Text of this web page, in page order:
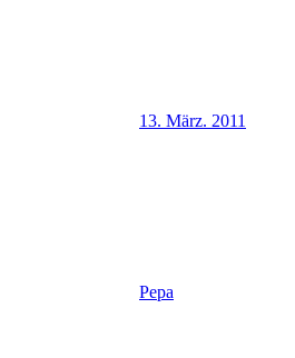
13. März. 2011
Pepa